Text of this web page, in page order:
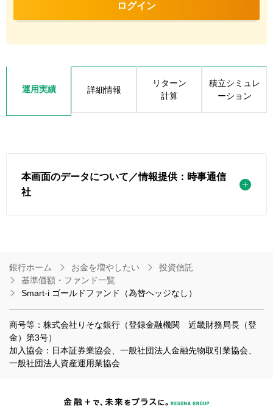
ログイン
運用実績 詳細情報
リターン
計算
積立シミュレ
ーション
本画面のデータについて／情報提供：時事通信
社
銀行ホーム お金を増やしたい
投資信託
基準価額・ファンド一覧
Smart-i ゴールドファンド（為替ヘッジなし）
商号等：株式会社りそな銀行（登録金融機関 近畿財務局長（登
金）第3号）
加入協会：日本証券業協会、一般社団法人金融先物取引業協会、
一般社団法人資産運用業協会